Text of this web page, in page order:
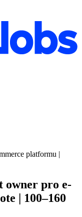
platformu |
owner pro e-
| 100–160